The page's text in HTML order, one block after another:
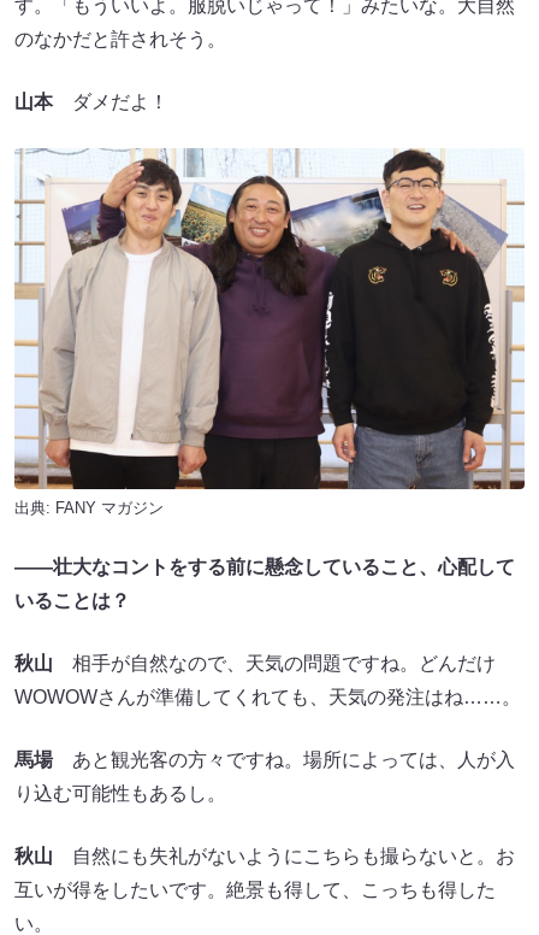
す。「もういいよ。服脱いじゃって！」みたいな。大自然
のなかだと許されそう。
山本ダメだよ！
出典: FANY マガジン
――壮大なコントをする前に懸念していること、心配して
いることは？
秋山 相手が自然なので、天気の問題ですね。どんだけ
WOWOWさんが準備してくれても、天気の発注はね……。
馬場あと観光客の方々ですね。場所によっては、人が入
り込む可能性もあるし。
秋山 自然にも失礼がないようにこちらも撮らないと。お
互いが得をしたいです。絶景も得して、こっちも得した
い。